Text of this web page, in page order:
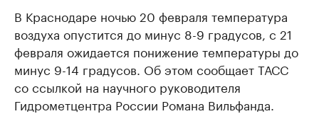
В Краснодаре ночью 20 февраля температура
воздуха опустится до минус 8-9 градусов, с 21
февраля ожидается понижение температуры до
минус 9-14 градусов. Об этом сообщает ТАСС
со ссылкой на научного руководителя
Гидрометцентра России Романа Вильфанда.